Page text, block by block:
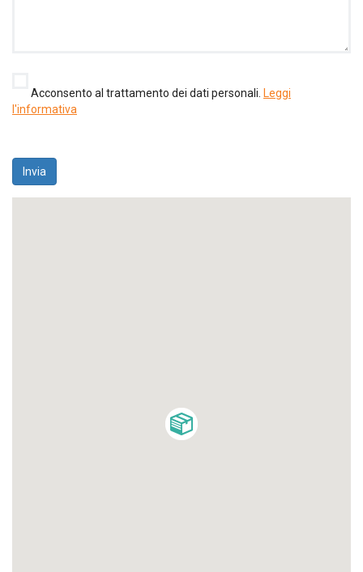
Acconsento al trattamento dei dati personali. Leggi
l'informativa
Invia